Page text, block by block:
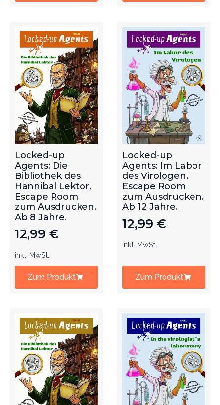
Locked-up
Agents: Die
Bibliothek des
Hannibal Lektor.
Escape Room
zum Ausdrucken.
Ab 8 Jahre.
12,99 €
inkl. MwSt.
Zum Produkt
Locked-up
Agents: Im Labor
des Virologen.
Escape Room
zum Ausdrucken.
Ab 12 Jahre.
12,99 €
inkl. MwSt.
Zum Produkt